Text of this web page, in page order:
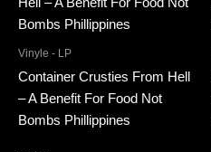
Vinyle - LP
Container Crusties From Hell
– A Benefit For Food Not
Bombs Phillippines